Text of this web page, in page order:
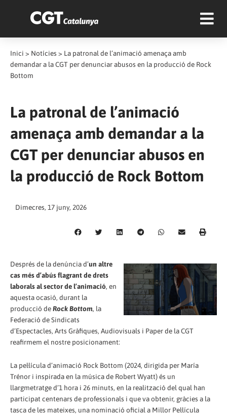
Inici > Notícies > La patronal de l’animació amenaça amb
demandar a la CGT per denunciar abusos en la producció de Rock
Bottom
La patronal de l’animació
amenaça amb demandar a la
CGT per denunciar abusos en
la producció de Rock Bottom
Dimecres, 17 juny, 2026
Després de la denúncia d’un altre
cas més d’abús flagrant de drets
laborals al sector de l’animació, en
aquesta ocasió, durant la
producció deRock Bottom, la
Federació de Sindicats
d’Espectacles, Arts Gràfiques, Audiovisuals i Paper de la CGT
reafirmem el nostre posicionament:
La pel·lícula d’animació Rock Bottom (2024, dirigida per María
Trénor i inspirada en la música de Robert Wyatt) és un
llargmetratge d’1 hora i 26 minuts, en la realització del qual han
participat centenars de professionals i que va obtenir, gràcies a la
tasca de les mateixes, una nominació oficial a Millor Pel·lícula